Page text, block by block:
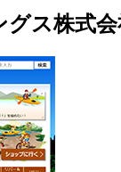
ス株式